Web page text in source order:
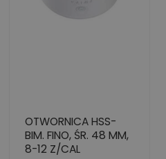
OTWORNICA HSS-
BIM. FINO, ŚR. 48 MM,
8-12 Z/CAL